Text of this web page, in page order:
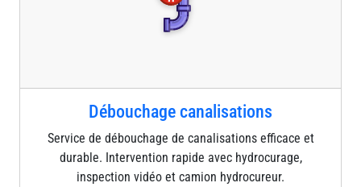
Débouchage canalisations
Service de débouchage de canalisations efficace et
durable. Intervention rapide avec hydrocurage,
inspection vidéo et camion hydrocureur.